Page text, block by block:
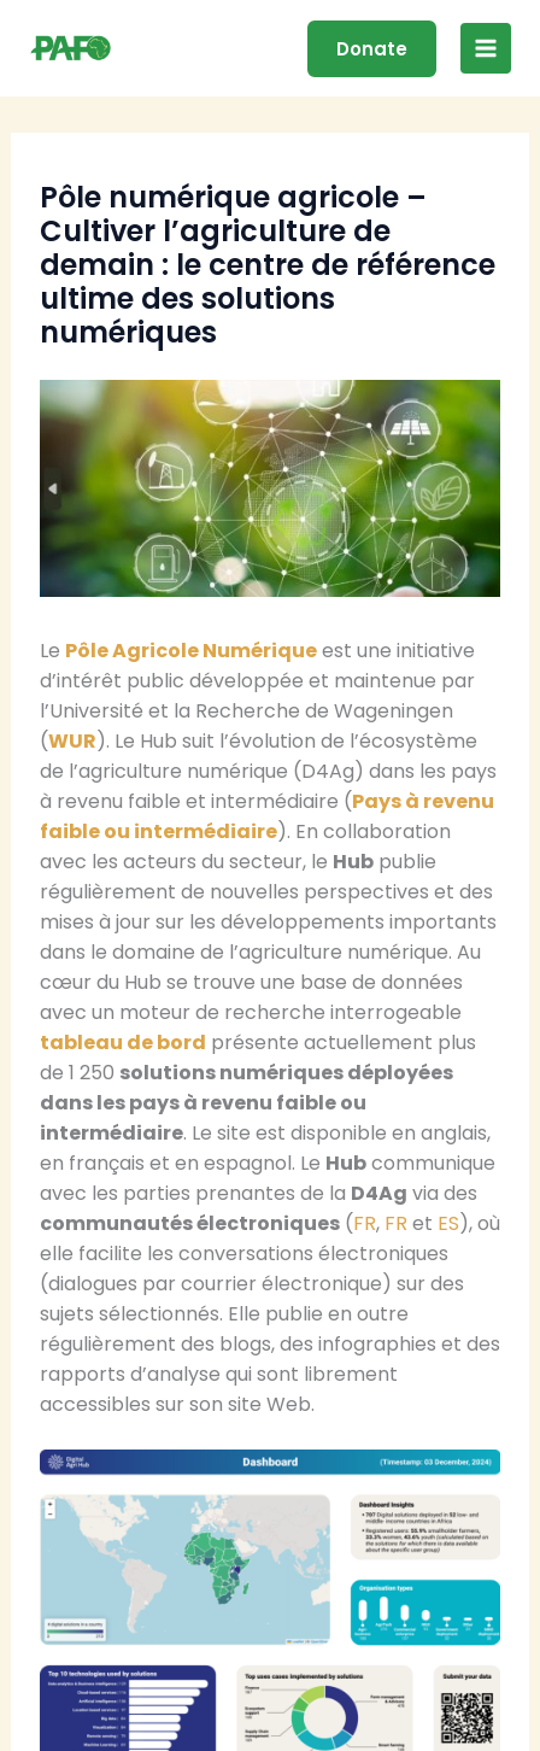
Donate
Main
Pôle numérique agricole –
Cultiver l’agriculture de
demain : le centre de référence
ultime des solutions
numériques
Le Pôle Agricole Numériqueest une initiative
d’intérêt public développée et maintenue par
l’Université et la Recherche de Wageningen
(WUR). Le Hub suit l’évolution de l’écosystème
de l’agriculture numérique (D4Ag) dans les pays
à revenu faible et intermédiaire (Pays à revenu
faible ou intermédiaire). En collaboration
avec les acteurs du secteur, le Hubpublie
régulièrement de nouvelles perspectives et des
mises à jour sur les développements importants
dans le domaine de l’agriculture numérique. Au
cœur du Hub se trouve une base de données
avec un moteur de recherche interrogeable
tableau de bord présente actuellement plus
de 1 250 solutions numériques déployées
dans les pays à revenu faible ou
intermédiaire. Le site est disponible en anglais,
en français et en espagnol. Le Hubcommunique
avec les parties prenantes de la D4Ag via des
communautés électroniques(FR, FR et ES), où
elle facilite les conversations électroniques
(dialogues par courrier électronique) sur des
sujets sélectionnés. Elle publie en outre
régulièrement des blogs, des infographies et des
rapports d’analyse qui sont librement
accessibles sur son site Web.